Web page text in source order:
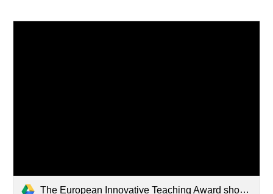
The European Innovative Teaching Award showcases outstanding teaching practices among ErasmusPlus projects. - - Here the awards per programme countr.mp4